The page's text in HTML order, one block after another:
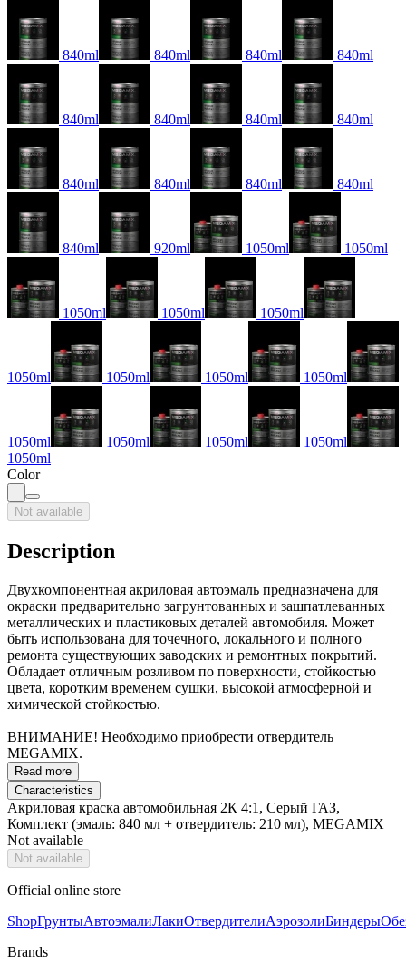
840ml 840ml 840ml 840ml
840ml 840ml 840ml 840ml
840ml 840ml 840ml 840ml
840ml 920ml 1050ml 1050ml
1050ml 1050ml 1050ml
1050ml 1050ml 1050ml 1050ml
1050ml 1050ml 1050ml
1050ml
1050ml
Color
Not available
Description
Двухкомпонентная акриловая автоэмаль предназначена для
окраски предварительно загрунтованных и зашпатлеванных
металлических и пластиковых деталей автомобиля. Может
быть использована для точечного, локального и полного
ремонта существующих заводских и ремонтных покрытий.
Обладает отличным розливом по поверхности, стойкостью
цвета, коротким временем сушки, высокой атмосферной и
химической стойкостью.
ВНИМАНИЕ! Необходимо приобрести отвердитель
MEGAMIX.
Read more
Characteristics
Акриловая краска автомобильная 2К 4:1, Серый ГАЗ,
Комплект (эмаль: 840 мл + отвердитель: 210 мл), MEGAMIX
Not available
Not available
Official online store
ShopГрунтыАвтоэмалиЛакиОтвердителиАэрозолиБиндеры
Brands